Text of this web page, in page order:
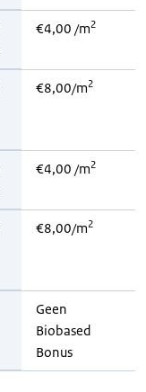
€4,00 /m2
€8,00/m2
€4,00 /m2
€8,00/m2
Geen
Biobased
Bonus